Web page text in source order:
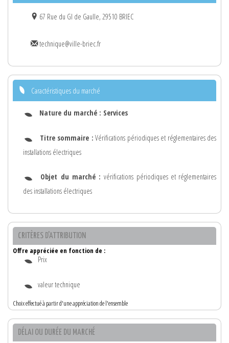
67 Rue du Gl de Gaulle, 29510 BRIEC
technique@ville-briec.fr
Caractéristiques du marché
Nature du marché : Services
Titre sommaire : Vérifications périodiques et réglementaires des
installations électriques
Objet du marché :vérifications périodiques et réglementaires
des installations électriques
CRITÈRES D'ATTRIBUTION
Offre appréciée en fonction de :
Prix
valeur technique
Choix effectué à partir d'une appréciation de l'ensemble
DÉLAI OU DURÉE DU MARCHÉ